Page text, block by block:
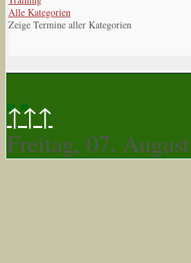
Alle Kategorien
Zeige Termine aller Kategorien
↑↑↑
Freitag, 07.